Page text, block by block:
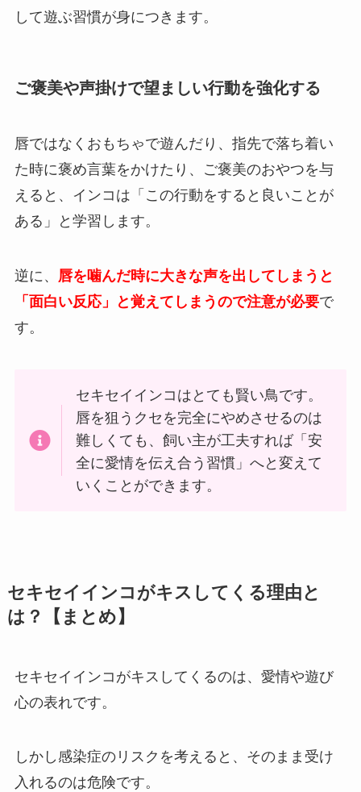
して遊ぶ習慣が身につきます。
ご褒美や声掛けで望ましい行動を強化する
唇ではなくおもちゃで遊んだり、指先で落ち着い
た時に褒め言葉をかけたり、ご褒美のおやつを与
えると、インコは「この行動をすると良いことが
ある」と学習します。
逆に、
唇を噛んだ時に大きな声を出してしまうと
「面白い反応」と覚えてしまうので注意が必要で
す。
セキセイインコはとても賢い鳥です。
唇を狙うクセを完全にやめさせるのは
難しくても、飼い主が工夫すれば「安
全に愛情を伝え合う習慣」へと変えて
いくことができます。
セキセイインコがキスしてくる理由と
は？【まとめ】
セキセイインコがキスしてくるのは、愛情や遊び
心の表れです。
しかし感染症のリスクを考えると、そのまま受け
入れるのは危険です。